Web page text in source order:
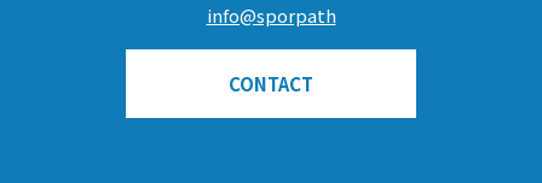
info@sporpath
CONTACT